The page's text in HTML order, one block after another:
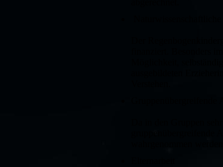
ausgebildeten
Da in den Gruppen
gruppenübergreifende
wahrgenommen